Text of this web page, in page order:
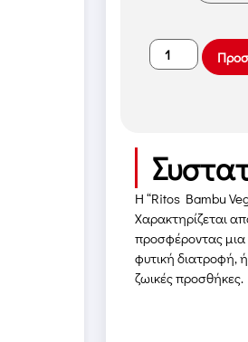
Η “Ritos Bambu
Χαρακτηρίζεται
προσφέροντας μια
φυτική διατροφή,
ζωικές προσθήκες.